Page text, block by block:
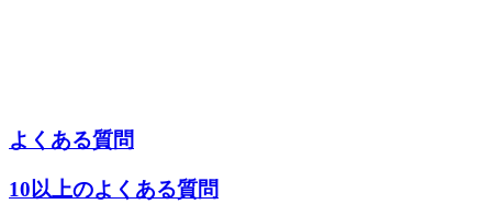
よくある質問
10以上のよくある質問